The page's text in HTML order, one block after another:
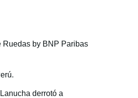
Ruedas by BNP Paribas
derrotó a